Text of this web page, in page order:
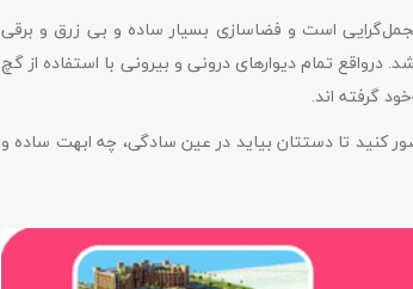
است و فضاسازی بسیار ساده و بی‌ زرق و برقی
درواقع تمام دیوارهای درونی و بیرونی با استفاده از گچ
گرفته اند.
تا دستتان بیاید در عین سادگی، چه ابهت ساده و